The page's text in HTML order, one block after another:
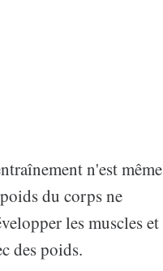
n'est même
du corps ne
les muscles et
des poids.